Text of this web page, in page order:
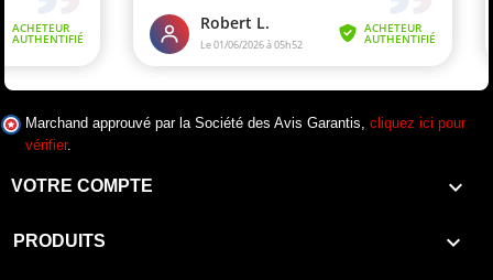
Marchand approuvé par la Société des Avis Garantis, cliquez ici pour
vérifier.
VOTRE COMPTE 
PRODUITS 